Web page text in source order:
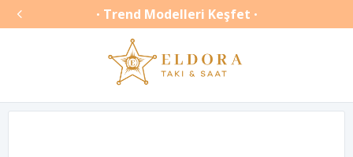
 • Trend Modelleri Keşfet •